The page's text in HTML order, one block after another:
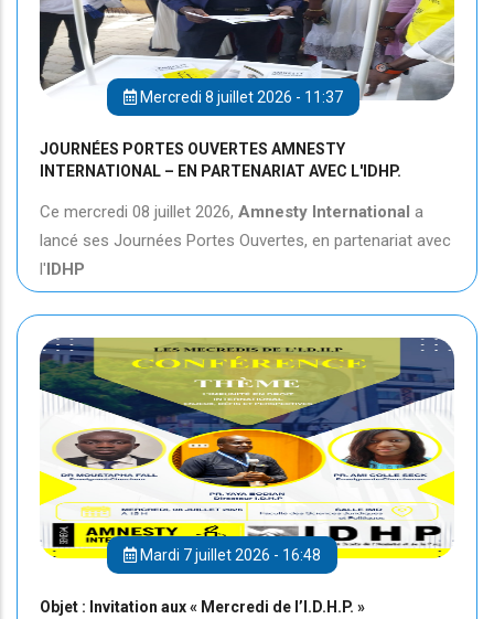
Mercredi 8 juillet 2026 - 11:37
JOURNÉES PORTES OUVERTES AMNESTY
INTERNATIONAL – EN PARTENARIAT AVEC L'IDHP.
Ce mercredi 08 juillet 2026, Amnesty International a
lancé ses Journées Portes Ouvertes, en partenariat avec
l'IDHP
Mardi 7 juillet 2026 - 16:48
Objet : Invitation aux « Mercredi de l’I.D.H.P. »